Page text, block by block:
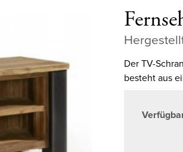
Der TV-
besteht aus